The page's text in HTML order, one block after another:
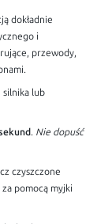
dokładnie
i
przewody,
lub
. Nie dopuść
czyszczone
pomocą myjki